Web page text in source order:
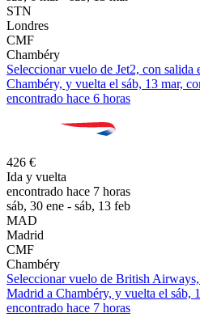
STN
Londres
CMF
Chambéry
Seleccionar vuelo de Jet2, con salida
Chambéry, y vuelta el sáb, 13 mar,
encontrado hace 6 horas
426 €
Ida y vuelta
encontrado hace 7 horas
sáb, 30 ene - sáb, 13 feb
MAD
Madrid
CMF
Chambéry
Seleccionar vuelo de British
Madrid a Chambéry, y vuelta el sáb,
encontrado hace 7 horas